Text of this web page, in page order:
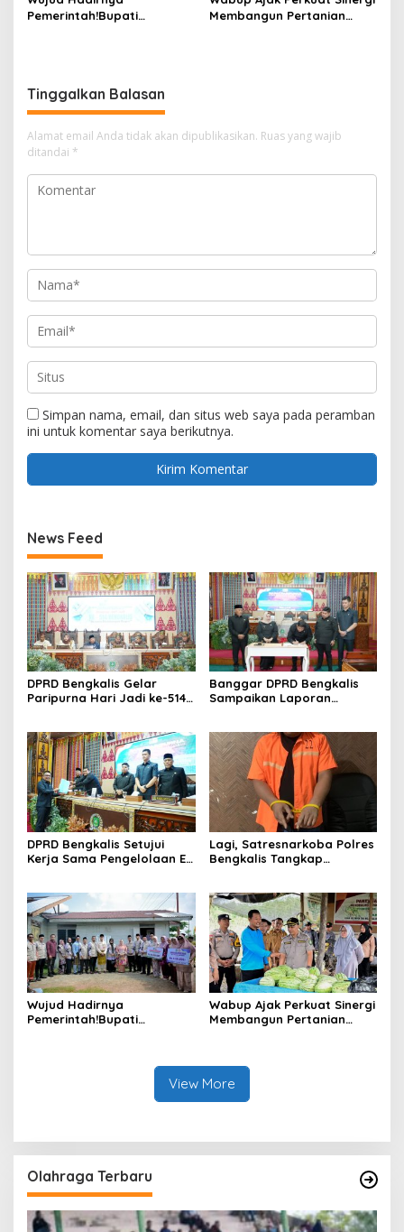
Pemerintah!Bupati
Membangun Pertanian
Tinggalkan Balasan
Alamat email Anda tidak akan dipublikasikan. Ruas yang wajib
ditandai *
Simpan nama, email, dan situs web saya pada peramban
ini untuk komentar saya berikutnya.
News Feed
DPRD Bengkalis Gelar
Paripurna Hari Jadi ke-514
Negeri Junjungan.
Banggar DPRD Bengkalis
Sampaikan Laporan
Pelaksanaan APBD Tahun
Anggaran 2025
DPRD Bengkalis Setujui
Kerja Sama Pengelolaan E-
Lagi, Satresnarkoba Polres
Bengkalis Tangkap
Wujud Hadirnya
Pemerintah!Bupati
Wabup Ajak Perkuat Sinergi
Membangun Pertanian
View More
Olahraga Terbaru